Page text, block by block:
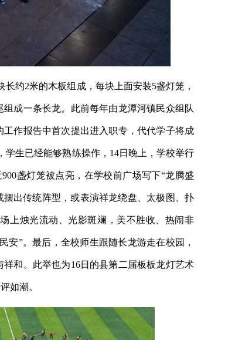
约2米的木板组成，每块上面安装5盏灯笼，
成一条长龙。此前每年由龙潭河镇民众组队
作报告中首次提出进入职专，代代学子将成
生已经能够熟练操作，14日晚上，学校举行
盏灯笼被点亮，在学校前广场写下“龙腾盛
出传统阵型，或表演祥龙绕盘、太极图、扑
上烛光流动、光影斑斓，美不胜收、热闹非
安”。最后，全校师生跟随长龙游走在校园，
和。此举也为16日的县第二届板板龙灯艺术
如潮。